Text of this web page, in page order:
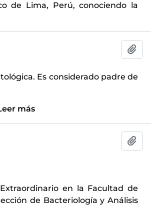
de Lima, Perú, conociendo la
Es considerado padre de
más
en la Facultad de
de Bacteriología y Análisis